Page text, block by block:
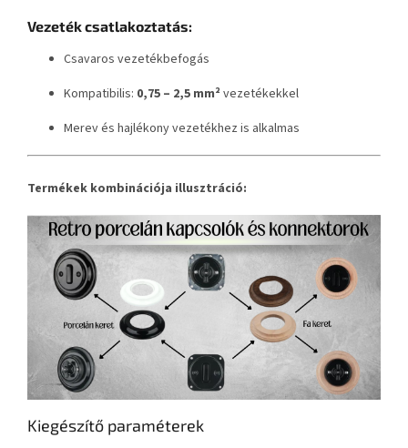
Vezeték csatlakoztatás:
Csavaros vezetékbefogás
Kompatibilis: 0,75 – 2,5 mm²vezetékekkel
Merev és hajlékony vezetékhez is alkalmas
Termékek kombinációja illusztráció:
Kiegészítő paraméterek